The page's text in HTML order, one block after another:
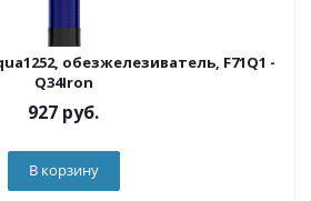
обезжелезиватель, F71Q1 -
Q34Iron
927 руб.
В корзину